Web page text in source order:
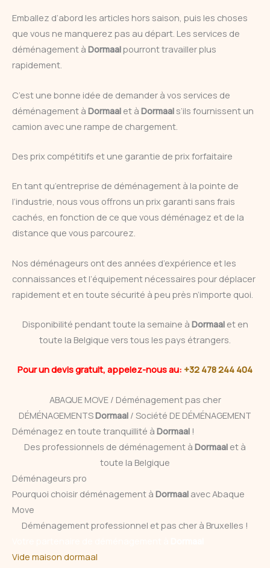
Emballez d’abord les articles hors saison, puis les choses
que vous ne manquerez pas au départ. Les services de
déménagement à Dormaalpourront travailler plus
rapidement.
C’est une bonne idée de demander à vos services de
déménagement à Dormaal et à Dormaal s’ils fournissent un
camion avec une rampe de chargement.
Des prix compétitifs et une garantie de prix forfaitaire
En tant qu’entreprise de déménagement à la pointe de
l’industrie, nous vous offrons un prix garanti sans frais
cachés, en fonction de ce que vous déménagez et de la
distance que vous parcourez.
Nos déménageurs ont des années d’expérience et les
connaissances et l’équipement nécessaires pour déplacer
rapidement et en toute sécurité à peu près n’importe quoi.
Disponibilité pendant toute la semaine à Dormaal et en
toute la Belgique vers tous les pays étrangers.
Pour un devis gratuit, appelez-nous au: +32 478 244 404
ABAQUE MOVE / Déménagement pas cher
DÉMÉNAGEMENTSDormaal / Société DE DÉMÉNAGEMENT
Déménagez en toute tranquillité à Dormaal !
Des professionnels de déménagement à Dormaal et à
toute la Belgique
Déménageurs pro
Pourquoi choisir déménagement à Dormaal avec Abaque
Move
Déménagement professionnel et pas cher à Bruxelles !
Vide maison dormaal